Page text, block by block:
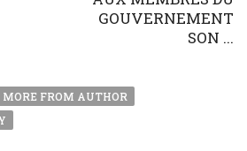
GOUVERNEMENT
SON ...
MORE FROM AUTHOR